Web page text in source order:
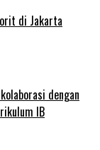
di Jakarta
dengan
IB